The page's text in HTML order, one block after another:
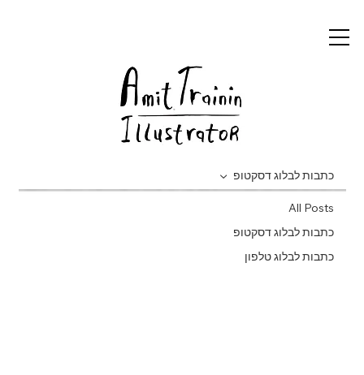
All Posts
כתבות לבלוג דסקטופ
כתבות לבלוג טלפון
כתבות לבלוג דסקטופ